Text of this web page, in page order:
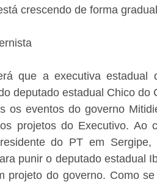
crescendo de forma
que a executiva
deputado estadual Chico
os eventos do governo
projetos do Executivo. Ao
do PT em
punir o deputado estadual
projeto do governo. Como